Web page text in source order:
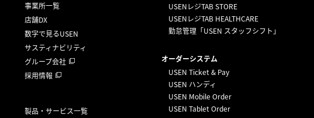
事業所一覧
店舗DX
数字で見るUSEN
サスティナビリティ
グループ会社
採用情報
製品・サービス一覧
USENレジTAB STORE
USENレジTAB HEALTHCARE
勤怠管理「USEN スタッフシフト」
オーダーシステム
USEN Ticket & Pay
USEN ハンディ
USEN Mobile Order
USEN Tablet Order